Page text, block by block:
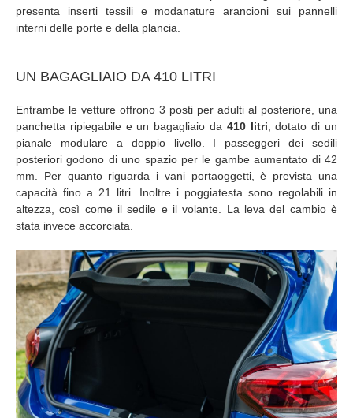
presenta inserti tessili e modanature arancioni sui pannelli
interni delle porte e della plancia.
UN BAGAGLIAIO DA 410 LITRI
Entrambe le vetture offrono 3 posti per adulti al posteriore, una
panchetta ripiegabile e un bagagliaio da 410 litri, dotato di un
pianale modulare a doppio livello. I passeggeri dei sedili
posteriori godono di uno spazio per le gambe aumentato di 42
mm. Per quanto riguarda i vani portaoggetti, è prevista una
capacità fino a 21 litri. Inoltre i poggiatesta sono regolabili in
altezza, così come il sedile e il volante. La leva del cambio è
stata invece accorciata.